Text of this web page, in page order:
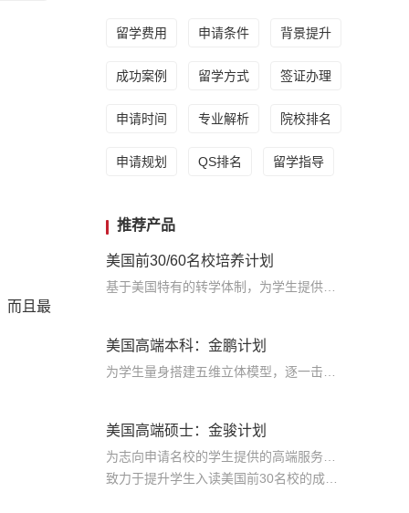
而且最
留学费用 申请条件 背景提升
成功案例 留学方式 签证办理
申请时间 专业解析 院校排名
申请规划 QS排名 留学指导
推荐产品
美国前30/60名校培养计划
美国高端本科：金鹏计划
美国高端硕士：金骏计划